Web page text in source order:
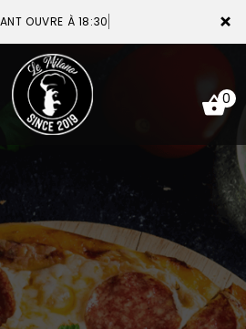
×
OUVRE À 18:30
0